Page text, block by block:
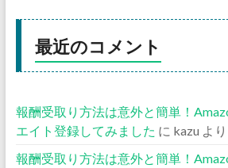
最近のコメント
報酬受取り方法は意外と簡単！
エイト登録してみました に kazu より
報酬受取り方法は意外と簡単！